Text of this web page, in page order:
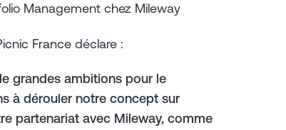
Management chez Mileway
France déclare :
grandes ambitions pour le
à dérouler notre concept sur
partenariat avec Mileway, comme